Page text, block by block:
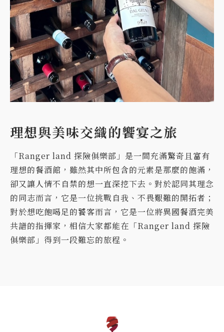
理想與美味交織的饗宴之旅
「Ranger land 探險俱樂部」是一間充滿驚奇且富有
理想的餐酒館，雖然其中所包含的元素是那麼的飽滿，
卻又讓人情不自禁的想一直深挖下去。對於認同其理念
的同志而言，它是一位挑戰自我、不畏艱難的開拓者；
對於想吃飽喝足的饕客而言，它是一位將異國餐酒完美
共譜的指揮家，相信大家都能在「Ranger land 探險
俱樂部」得到一段難忘的旅程。